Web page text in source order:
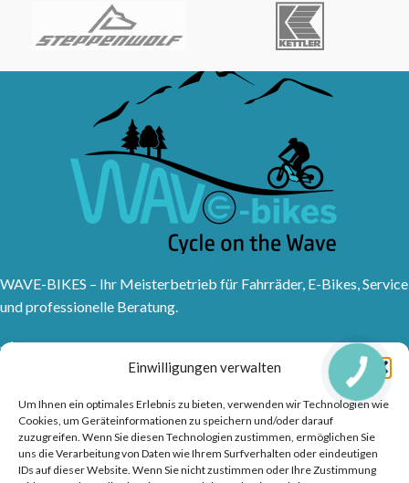
Einwilligungen verwalten
Um Ihnen ein optimales Erlebnis zu bieten, verwenden wir Technologien wie
Cookies, um Geräteinformationen zu speichern und/oder darauf
zuzugreifen. Wenn Sie diesen Technologien zustimmen, ermöglichen Sie
uns die Verarbeitung von Daten wie Ihrem Surfverhalten oder eindeutigen
IDs auf dieser Website. Wenn Sie nicht zustimmen oder Ihre Zustimmung
WAVE-BIKES – Ihr Meisterbetrieb für Fahrräder, E-Bikes, Service
und professionelle Beratung.
Sanddornweg 10, 53773 Hennef (Sieg)
Tel: 02242 9176417
Tel: 02241315150
info@wave-bikes.de